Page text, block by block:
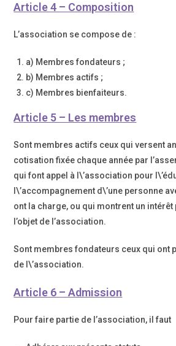
Article 4 – Composition
L’association se compose de :
a) Membres fondateurs ;
b) Membres actifs ;
c) Membres bienfaiteurs.
Article 5 – Les membres
Sont membres actifs ceux qui versent
cotisation fixée chaque année par
qui font appel à l\’association pour
l\’accompagnement d\’une personne
ont la charge, ou qui montrent un
l’objet de l’association.
Sont membres fondateurs ceux qui ont
de l\’association.
Article 6 – Admission
Pour faire partie de l’association, il faut